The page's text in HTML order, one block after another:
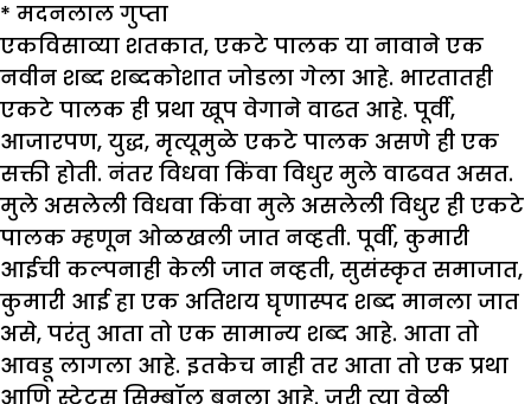
* मदनलाल गुप्ता
एकविसाव्या शतकात, एकटे पालक या नावाने एक
नवीन शब्द शब्दकोशात जोडला गेला आहे. भारतातही
एकटे पालक ही प्रथा खूप वेगाने वाढत आहे. पूर्वी,
आजारपण, युद्ध, मृत्यूमुळे एकटे पालक असणे ही एक
सक्ती होती. नंतर विधवा किंवा विधुर मुले वाढवत असत.
मुले असलेली विधवा किंवा मुले असलेली विधुर ही एकटे
पालक म्हणून ओळखली जात नव्हती. पूर्वी, कुमारी
आईची कल्पनाही केली जात नव्हती, सुसंस्कृत समाजात,
कुमारी आई हा एक अतिशय घृणास्पद शब्द मानला जात
असे, परंतु आता तो एक सामान्य शब्द आहे. आता तो
आवडू लागला आहे. इतकेच नाही तर आता तो एक प्रथा
आणि स्टेटस सिम्बॉल बनला आहे. जरी त्या वेळी